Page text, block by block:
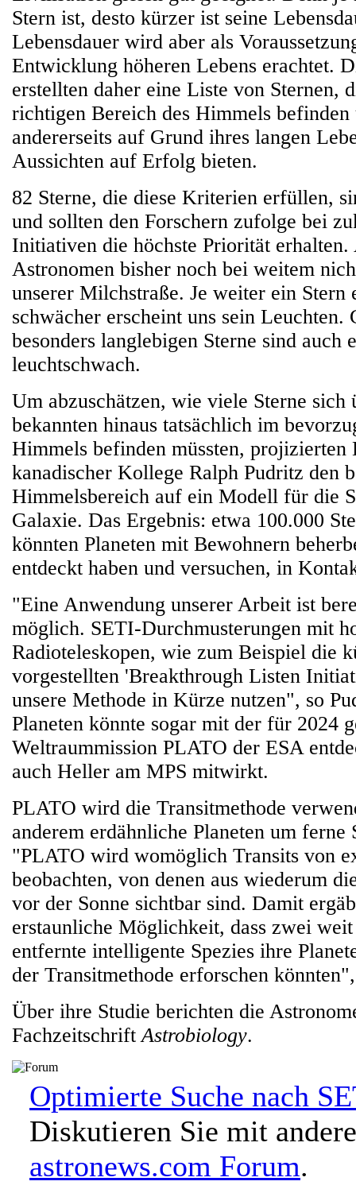
Stern ist, desto kürzer ist seine
Lebensdauer wird aber als
Entwicklung höheren Lebens erachtet.
erstellten daher eine Liste von Sternen,
richtigen Bereich des Himmels befinden
andererseits auf Grund ihres langen
Aussichten auf Erfolg bieten.
82 Sterne, die diese Kriterien erfüllen,
und sollten den Forschern zufolge bei
Initiativen die höchste Priorität
Astronomen bisher noch bei weitem
unserer Milchstraße. Je weiter ein Stern
schwächer erscheint uns sein Leuchten.
besonders langlebigen Sterne sind auch
leuchtschwach.
Um abzuschätzen, wie viele Sterne sich
bekannten hinaus tatsächlich im
Himmels befinden müssten, projizierten
kanadischer Kollege Ralph Pudritz den
Himmelsbereich auf ein Modell für die
Galaxie. Das Ergebnis: etwa 100.000
könnten Planeten mit Bewohnern
entdeckt haben und versuchen, in
"Eine Anwendung unserer Arbeit ist
möglich. SETI-Durchmusterungen mit
Radioteleskopen, wie zum Beispiel die
vorgestellten 'Breakthrough Listen
unsere Methode in Kürze nutzen", so
Planeten könnte sogar mit der für 2024
Weltraummission PLATO der ESA
auch Heller am MPS mitwirkt.
PLATO wird die Transitmethode
anderem erdähnliche Planeten um ferne
"PLATO wird womöglich Transits von
beobachten, von denen aus wiederum
vor der Sonne sichtbar sind. Damit
erstaunliche Möglichkeit, dass zwei
entfernte intelligente Spezies ihre
der Transitmethode erforschen
Über ihre Studie berichten die
FachzeitschriftAstrobiology.
Optimierte Suche nach
Diskutieren Sie mit
astronews.com Forum.